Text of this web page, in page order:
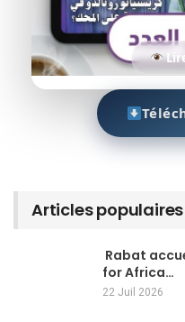
Articles populaires
Rabat
for Africa…
22 Juil 2026